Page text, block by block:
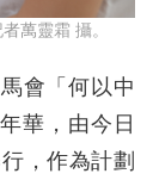
萬靈霜 攝。
會「何以中
華，由今日
，作為計劃